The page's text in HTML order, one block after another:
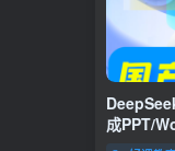
成PPT/
人